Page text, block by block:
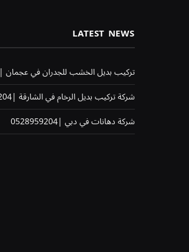
LATEST NEWS
تركيب بديل الخشب للجدران في عجمان |0528959204
شركة تركيب بديل الرخام في الشارقة |0528959204
شركة دهانات في دبي |0528959204